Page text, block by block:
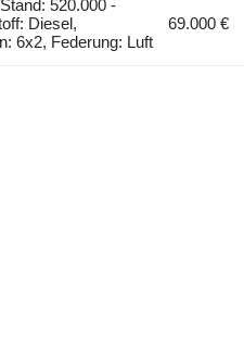
520.000 -
Diesel,
6x2, Federung: Luft
69.000 €